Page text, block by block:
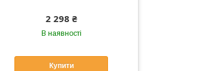
2 298 ₴
В наявності
Купити